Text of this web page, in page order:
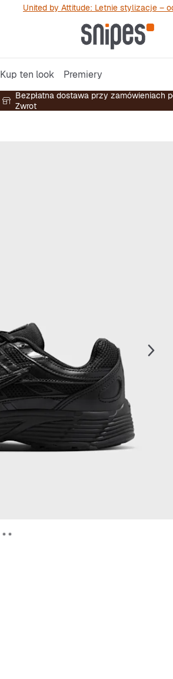
United by Attitude: Letnie stylizacje –
Kup ten look Premiery
Bezpłatna dostawa przy zamówieniach
Zwrot